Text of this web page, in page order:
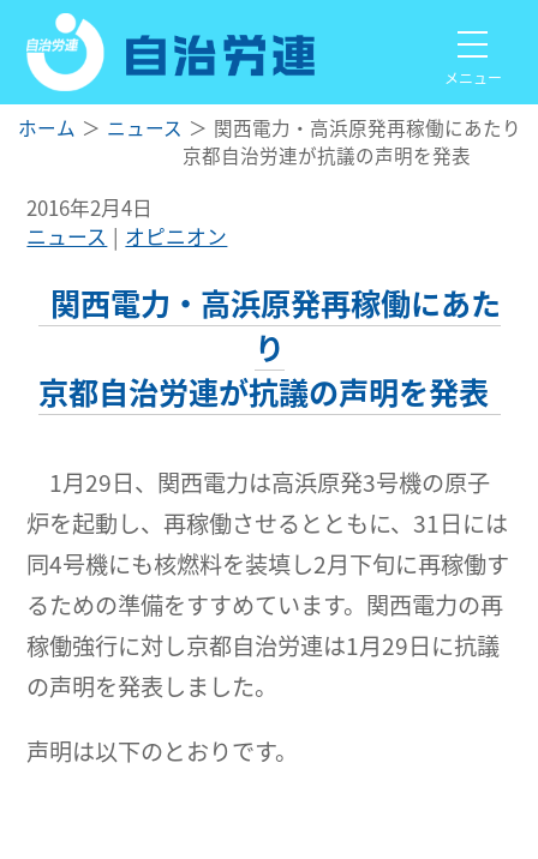
メニュー
ホーム ニュース
関西電力・高浜原発再稼働にあたり
京都自治労連が抗議の声明を発表
2016年2月4日
ニュース
オピニオン
関西電力・高浜原発再稼働にあた
り
京都自治労連が抗議の声明を発表
1月29日、関西電力は高浜原発3号機の原子
炉を起動し、再稼働させるとともに、31日には
同4号機にも核燃料を装填し2月下旬に再稼働す
るための準備をすすめています。関西電力の再
稼働強行に対し京都自治労連は1月29日に抗議
の声明を発表しました。
声明は以下のとおりです。